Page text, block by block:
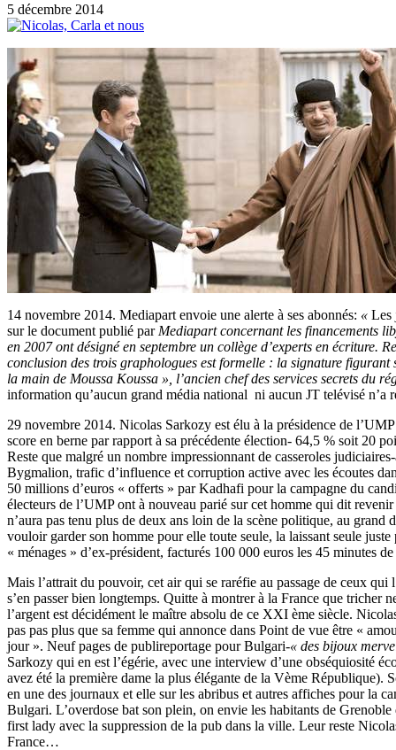
5 décembre 2014
14 novembre 2014. Mediapart envoie une alerte à ses abonnés: « Les
sur le document publié par Mediapartconcernant les financements
en 2007 ont désigné en septembre un collège d’experts en écriture.
conclusion des trois graphologues est formelle : la signature figurant
la main de Moussa Koussa », l’ancien chef des services secrets du
information qu’aucun grand média national ni aucun JT telévisé
29 novembre 2014. Nicolas Sarkozy est élu à la présidence de
score en berne par rapport à sa précédente élection- 64,5 % soit 20
Reste que malgré un nombre impressionnant de casseroles
Bygmalion, trafic d’influence et corruption active avec les écoutes
50 millions d’euros « offerts » par Kadhafi pour la campagne du
électeurs de l’UMP ont à nouveau parié sur cet homme qui dit
n’aura pas tenu plus de deux ans loin de la scène politique, au grand
vouloir garder son homme pour elle toute seule, la laissant seule juste
« ménages » d’ex-président, facturés 100 000 euros les 45 minutes
Mais l’attrait du pouvoir, cet air qui se raréfie au passage de ceux qui
s’en passer bien longtemps. Quitte à montrer à la France que tricher
l’argent est décidément le maître absolu de ce XXI ème siècle.
pas pas plus que sa femme qui annonce dans Point de vue être «
jour ». Neuf pages de publireportage pour Bulgari-« des bijoux
Sarkozy qui en est l’égérie, avec une interview d’une obséquiosité
avez été la première dame la plus élégante de la Vème République).
en une des journaux et elle sur les abribus et autres affiches pour la
Bulgari. L’overdose bat son plein, on envie les habitants de Grenoble
first lady avec la suppression de la pub dans la ville. Leur reste
France…